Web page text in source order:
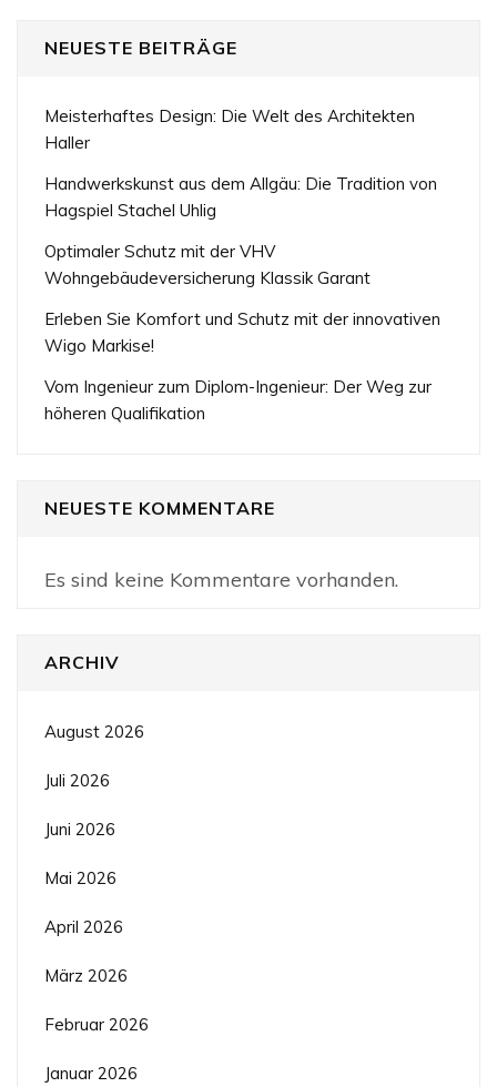
NEUESTE BEITRÄGE
Meisterhaftes Design: Die Welt des Architekten
Haller
Handwerkskunst aus dem Allgäu: Die Tradition von
Hagspiel Stachel Uhlig
Optimaler Schutz mit der VHV
Wohngebäudeversicherung Klassik Garant
Erleben Sie Komfort und Schutz mit der innovativen
Wigo Markise!
Vom Ingenieur zum Diplom-Ingenieur: Der Weg zur
höheren Qualifikation
NEUESTE KOMMENTARE
Es sind keine Kommentare vorhanden.
ARCHIV
August 2026
Juli 2026
Juni 2026
Mai 2026
April 2026
März 2026
Februar 2026
Januar 2026